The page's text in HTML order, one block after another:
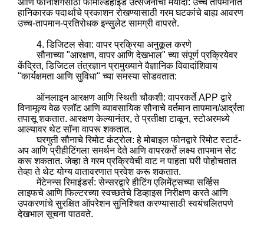
हानिकारक पदार्थांचे प्रकाशन रोखण्यासाठी गरम घटकांचे बाह्य आवरण
उच्च-तापमान-प्रतिरोधक इन्सुलेट सामग्री वापरते.
4. डिजिटल सेवा: वापर प्रक्रिया अनुकूल करणे
सौनाच्या "आरक्षण, वापर आणि देखभाल" च्या संपूर्ण प्रक्रियेवर
केंद्रित, डिजिटल तंत्रज्ञान प्रामुख्याने वैज्ञानिक विवादांशिवाय
"कार्यक्षमता आणि सुविधा" च्या समस्या सोडवतात:
ऑनलाइन आरक्षण आणि स्थिती चौकशी: वापरकर्ते APP द्वारे
विनामूल्य वेळ स्लॉट आणि व्यावसायिक सौनाचे वर्तमान तापमान/आर्द्रता
तपासू शकतात. आरक्षण केल्यानंतर, ते प्रतीक्षा टाळून, स्टोअरमध्ये
आल्यावर थेट सॉना वापरू शकतात.
घरगुती सौनाचे रिमोट कंट्रोल: हे मोबाइल फोनद्वारे रिमोट स्टार्ट-
अप आणि प्रीहीटिंगला समर्थन देते आणि वापरकर्ते लक्ष्य तापमान सेट
करू शकतात. जेव्हा ते गरम प्रक्रियेची वाट न पाहता घरी पोहोचतात
तेव्हा ते थेट योग्य वातावरणात प्रवेश करू शकतात.
मेंटेनन्स रिमाइंडर्स: सेन्सरद्वारे हीटिंग एलिमेंट्सच्या सर्व्हिस
लाइफचे आणि फिल्टरच्या स्वच्छतेचे डिव्हाइस निरीक्षण करते आणि
उपकरणांचे सुरक्षित ऑपरेशन सुनिश्चित करण्यासाठी स्वयंचलितपणे
देखभाल सूचना पाठवते.